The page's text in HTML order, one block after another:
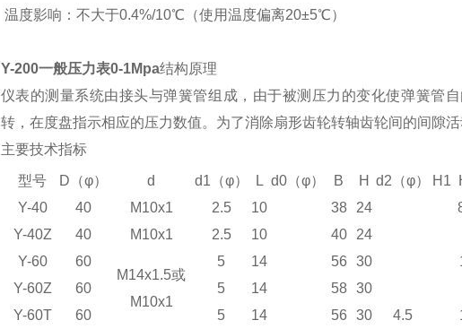
温度影响：不大于0.4%/10℃ （使用温度偏离20±5℃）
Y-200一般压力表0-1Mpa结构原理
仪表的测量系统由接头与弹簧管组成，由于被测压力的变化使弹簧管
转，在度盘指示相应的压力数值。为了消除扇形齿轮转轴齿轮间的间隙
主要技术指标
型号 D （φ） d d1 （φ） L d0（φ） B H d2 （φ） H1
Y-40
40 M10x1 2.5 10 38 24
Y-40Z
40 M10x1 2.5 10 40 24
Y-60
60
M14x1.5或
M10x1
5 14 56 30
Y-60Z
60 5 14 58 30
Y-60T
60 5 14 56 30 4.5